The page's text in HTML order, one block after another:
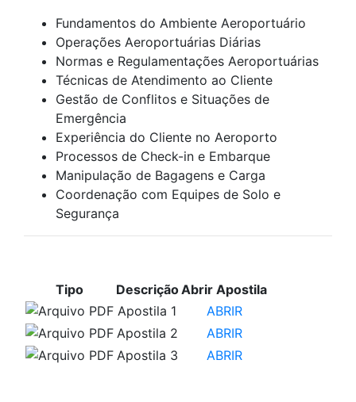
Fundamentos do Ambiente Aeroportuário
Operações Aeroportuárias Diárias
Normas e Regulamentações Aeroportuárias
Técnicas de Atendimento ao Cliente
Gestão de Conflitos e Situações de
Emergência
Experiência do Cliente no Aeroporto
Processos de Check-in e Embarque
Manipulação de Bagagens e Carga
Coordenação com Equipes de Solo e
Segurança
Tipo DescriçãoAbrir Apostila
Apostila 1
ABRIR
Apostila 2
ABRIR
Apostila 3
ABRIR